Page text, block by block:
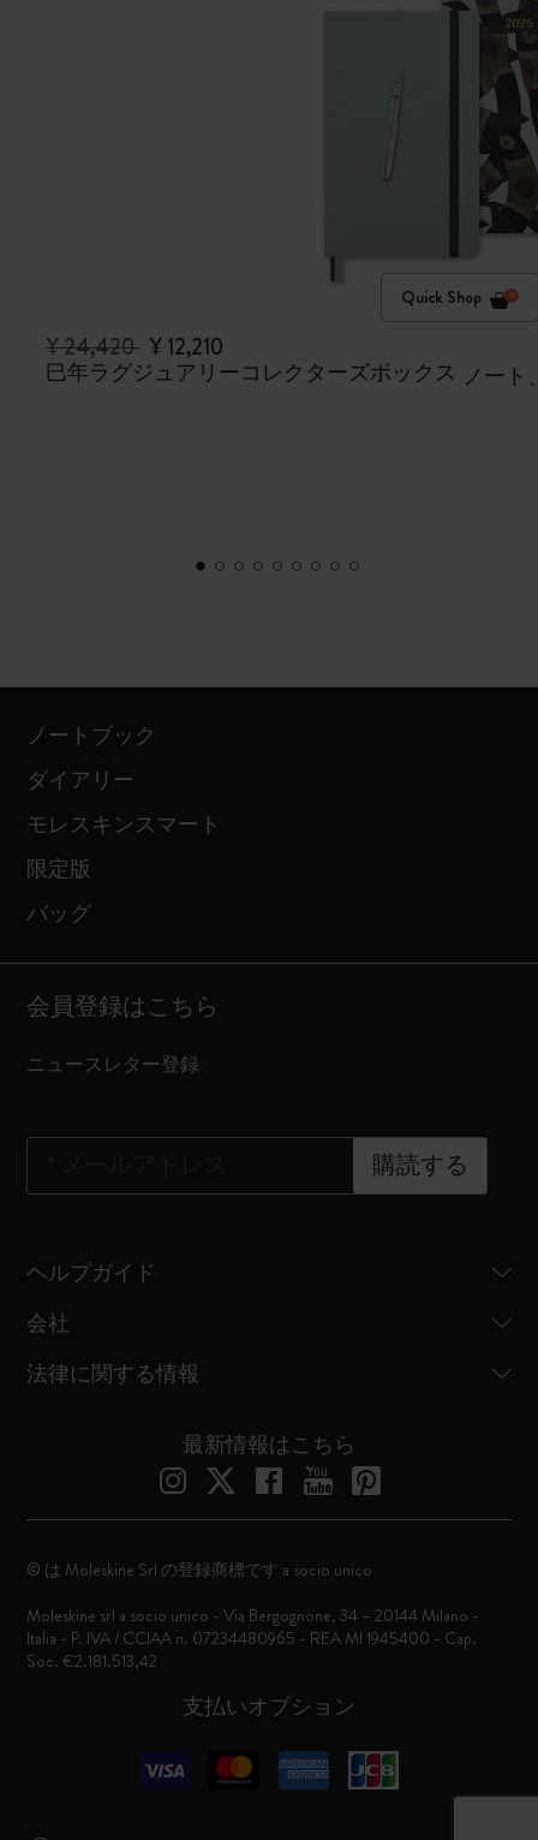
Quick Shop
¥ 24,420 ¥ 12,210
巳年ラグジュアリーコレクターズボックス ノート
ノートブック
ダイアリー
モレスキンスマート
限定版
バッグ
会員登録はこちら
ニュースレター登録
購読する
ヘルプガイド
会社
法律に関する情報
最新情報はこちら
支払いオプション
© は Moleskine Srl の登録商標です a socio unico
Moleskine srl a socio unico - Via Bergognone, 34 – 20144 Milano -
Italia - P. IVA / CCIAA n. 07234480965 - REA MI 1945400 - Cap.
Soc. €2.181.513,42